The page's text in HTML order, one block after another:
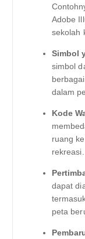
Adobe
sekolah
Simbol
simbol
dalam
Kode
ruang
rekreasi.
dapat
peta